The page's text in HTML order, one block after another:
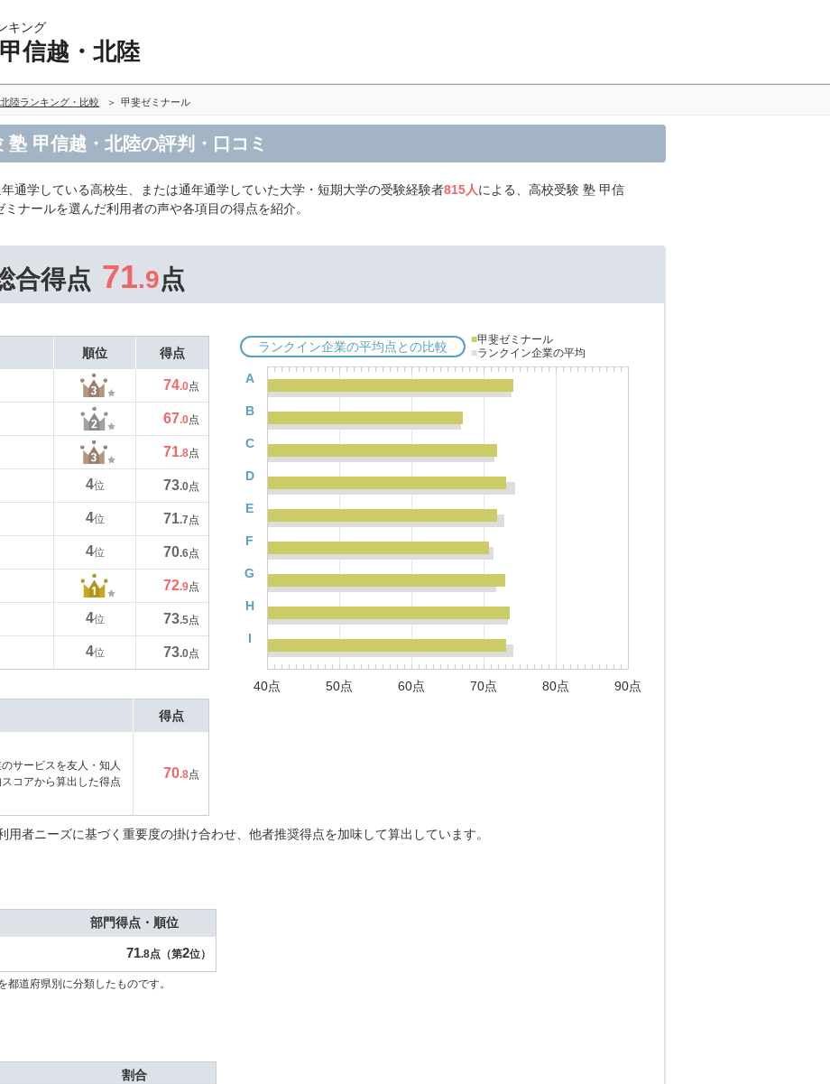
キング
信越・北陸
陸ランキング・比較 甲斐ゼミナール
甲信越・北陸の評判・口コミ
通学している高校生、または通年通学していた大学・短期大学の受験経験者815人による、高校受験 塾 甲信
ナールを選んだ利用者の声や各項目の得点を紹介。
合得点 71.9点
順位 得点
74.0点
67.0点
71.8点
4位 73.0点
4位 71.7点
4位 70.6点
72.9点
4位 73.5点
4位 73.0点
ランクイン企業の平均点との比較 ■甲斐ゼミナール
■ランクイン企業の平均
A
B
C
D
E
F
G
H
I
40点 50点 60点 70点 80点 90点
得点
サービスを友人・知人
コアから算出した得点
70.8点
者ニーズに基づく重要度の掛け合わせ、他者推奨得点を加味して算出しています。
部門得点・順位
71.8点（第2位）
道府県別に分類したものです。
割合